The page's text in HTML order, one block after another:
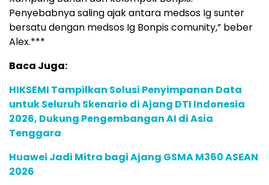
Penyebabnya saling ajak antara medsos Ig sunter
bersatu dengan medsos Ig Bonpis comunity,” beber
Alex.***
Baca Juga:
HIKSEMI Tampilkan Solusi Penyimpanan Data
untuk Seluruh Skenario di Ajang DTI Indonesia
2026, Dukung Pengembangan AI di Asia
Tenggara
Huawei Jadi Mitra bagi Ajang GSMA M360 ASEAN
2026